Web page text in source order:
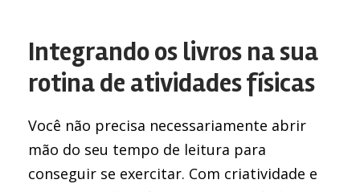
Integrando os livros na sua
rotina de atividades físicas
Você não precisa necessariamente abrir
mão do seu tempo de leitura para
conseguir se exercitar. Com criatividade e